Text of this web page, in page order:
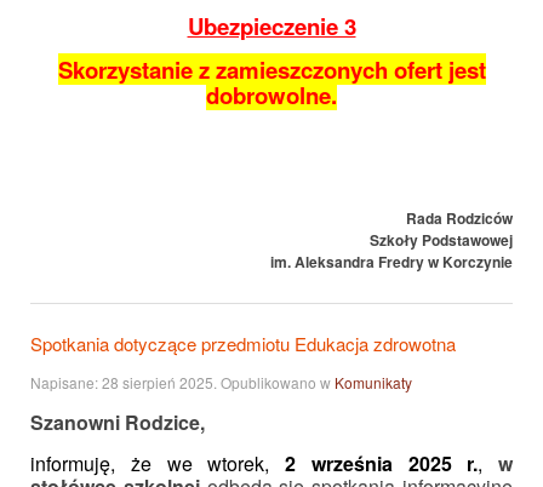
Ubezpieczenie 3
Skorzystanie z zamieszczonych ofert jest
dobrowolne.
Rada Rodziców
Szkoły Podstawowej
im. Aleksandra Fredry w Korczynie
Spotkania dotyczące przedmiotu Edukacja zdrowotna
Napisane:28 sierpień 2025 . Opublikowano w Komunikaty
Szanowni Rodzice,
informuję, że we wtorek, 2 września 2025 r., w